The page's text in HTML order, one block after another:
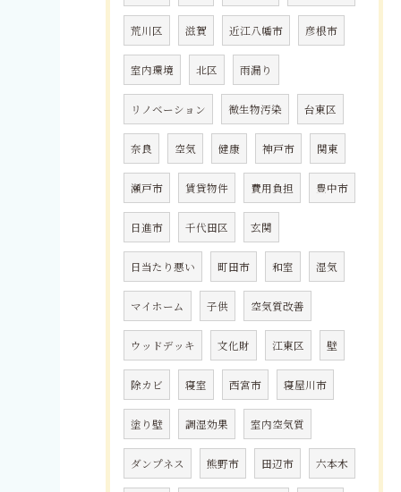
荒川区 滋賀 近江八幡市 彦根市
室内環境 北区 雨漏り
リノベーション 微生物汚染 台東区
奈良 空気 健康 神戸市 関東
瀬戸市 賃貸物件 費用負担 豊中市
日進市 千代田区 玄関
日当たり悪い 町田市 和室 湿気
マイホーム 子供 空気質改善
ウッドデッキ 文化財 江東区 壁
除カビ 寝室 西宮市 寝屋川市
塗り壁 調湿効果 室内空気質
ダンプネス 熊野市 田辺市 六本木